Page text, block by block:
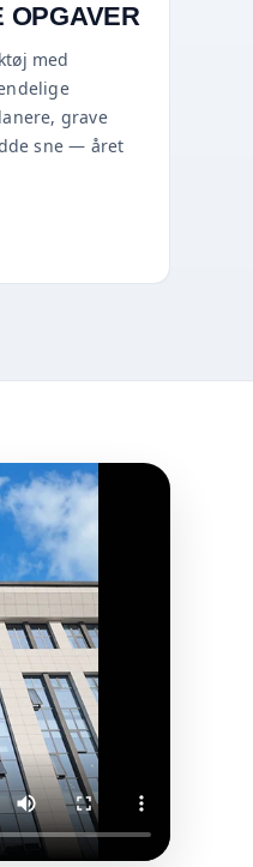
OPGAVER
med
grave
sne — året